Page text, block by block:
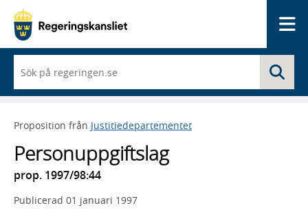
du
börjar
skriva
framträder
lista
med
sökförslag
Proposition från Justitiedepartementet
Personuppgiftslag
prop. 1997/98:44
Publicerad 01 januari 1997